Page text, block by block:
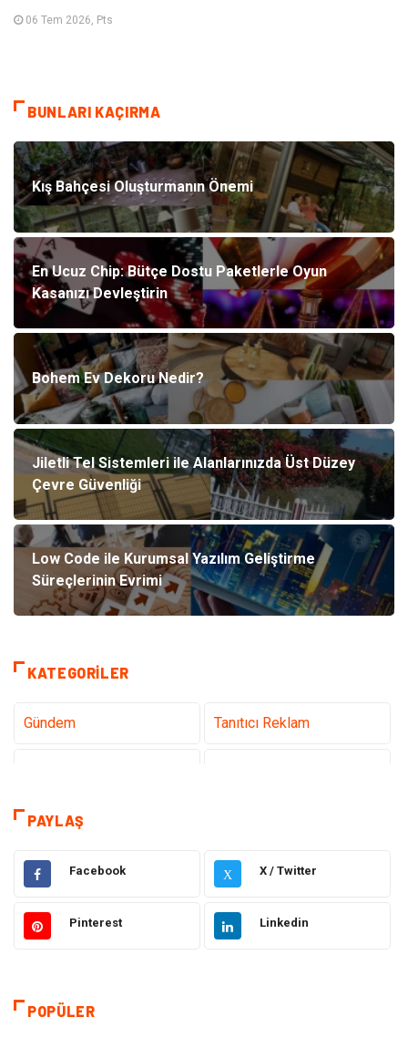
06 Tem 2026, Pts
BUNLARI KAÇIRMA
Kış Bahçesi Oluşturmanın Önemi
En Ucuz Chip: Bütçe Dostu Paketlerle Oyun
Kasanızı Devleştirin
Bohem Ev Dekoru Nedir?
Jiletli Tel Sistemleri ile Alanlarınızda Üst Düzey
Çevre Güvenliği
Low Code ile Kurumsal Yazılım Geliştirme
Süreçlerinin Evrimi
KATEGORILER
Gündem Tanıtıcı Reklam
Dekorasyon
Gıda Elektrik Elektronik
Bilgisayar ve Yazılım Alışveriş
Hukuk
PAYLAŞ
Facebook X X / Twitter
Pinterest Linkedin
POPÜLER